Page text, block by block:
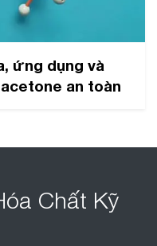
ứng dụng và
an toàn
Chất Kỹ